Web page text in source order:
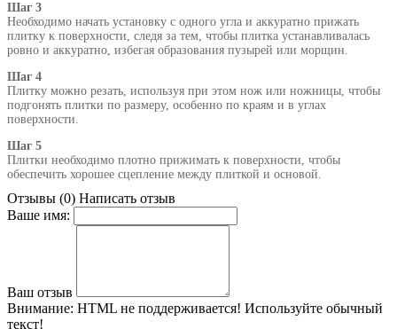
Шаг 3
Необходимо начать установку с одного угла и аккуратно прижать
плитку к поверхности, следя за тем, чтобы плитка устанавливалась
ровно и аккуратно, избегая образования пузырей или морщин.
Шаг 4
Плитку можно резать, используя при этом нож или ножницы, чтобы
подгонять плитки по размеру, особенно по краям и в углах
поверхности.
Шаг 5
Плитки необходимо плотно прижимать к поверхности, чтобы
обеспечить хорошее сцепление между плиткой и основой.
Отзывы (0) Написать отзыв
Ваше имя:
Ваш отзыв
Внимание: HTML не поддерживается! Используйте обычный
текст!